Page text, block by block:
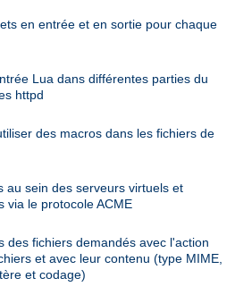
en entrée et en sortie pour chaque
Lua dans différentes parties du
httpd
des macros dans les fichiers de
au sein des serveurs virtuels et
via le protocole ACME
des fichiers demandés avec l'action
et avec leur contenu (type MIME,
et codage)